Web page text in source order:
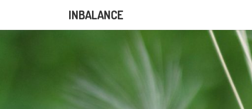
INBALANCE